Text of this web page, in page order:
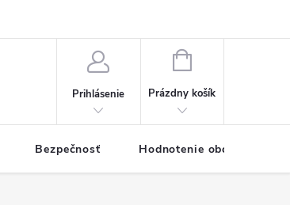
Prihlásenie
NÁKUPNÝ
Prázdny košík
Bezpečnosť Hodnotenie obchodu